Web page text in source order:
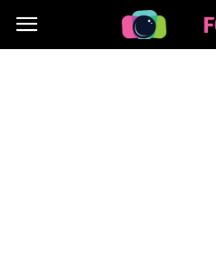
Lafoto.pl